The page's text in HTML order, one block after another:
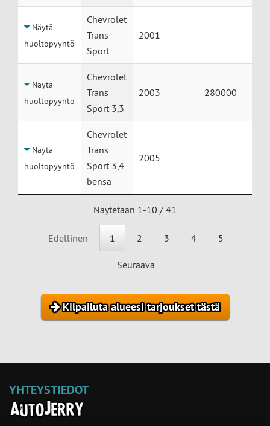
Näytä
huoltopyyntö
Chevrolet
Trans
Sport
2001
Näytä
huoltopyyntö
Chevrolet
Trans
Sport 3,3
2003 280000
Näytä
huoltopyyntö
Chevrolet
Trans
Sport 3,4
bensa
2005
Näytetään 1-10 / 41
Edellinen 1 2 3 4 5
Seuraava
Kilpailuta alueesi tarjoukset tästä
YHTEYSTIEDOT